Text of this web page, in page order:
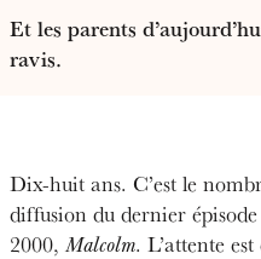
Et les parents
ravis.
Dix-huit ans. C’est le
diffusion du dernier
2000, Malcolm. L’attente